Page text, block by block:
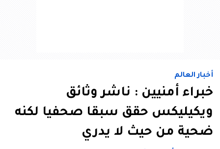
أخبار العالم
خبراء أمنيين : ناشر وثائق
ويكيليكس حقق سبقا صحفيا لكنه
ضحية من حيث لا يدري